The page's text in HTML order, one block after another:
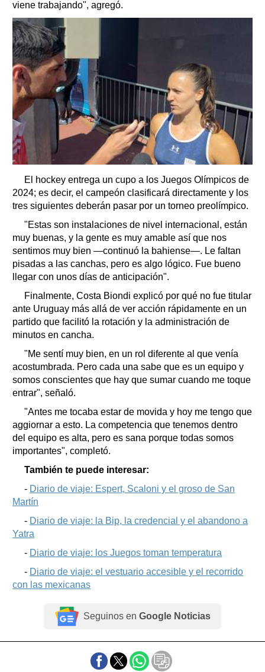
viene trabajando", agregó.
El hockey entrega un cupo a los Juegos Olímpicos de
2024; es decir, el campeón clasificará directamente y los
tres siguientes deberán pasar por un torneo preolímpico.
"Estas son instalaciones de nivel internacional, están
muy buenas, y la gente es muy amable así que nos
sentimos muy bien ―continuó la bahiense―. Le faltan
pisadas a las canchas, pero es algo lógico. Fue bueno
llegar con unos días de anticipación".
Finalmente, Costa Biondi explicó por qué no fue titular
ante Uruguay más allá de ver acción rápidamente en un
partido que facilitó la rotación y la administración de
minutos en cancha.
"Me sentí muy bien, en un rol diferente al que venía
acostumbrada. Pero cada una sabe que es un equipo y
somos conscientes que hay que sumar cuando me toque
entrar", señaló.
"Antes me tocaba estar de movida y hoy me tengo que
aggiornar a esto. La competencia que tenemos dentro
del equipo es alta, pero es sana porque todas somos
importantes", completó.
También te puede interesar:
- Diario de viaje: Espert, Scaloni y el groso de San
Martín
- Diario de viaje: la Bip, la credencial y el abandono a
Yatra
- Diario de viaje: los Juegos toman temperatura
- Diario de viaje: el vestuario accesible y el recorrido
con las mexicanas
Seguinos en Google Noticias